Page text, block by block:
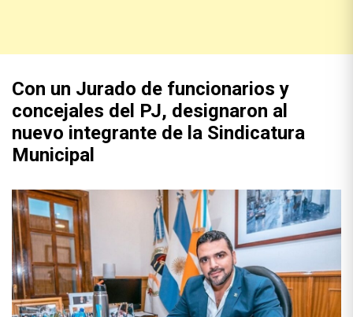
Con un Jurado de funcionarios y
concejales del PJ, designaron al
nuevo integrante de la Sindicatura
Municipal